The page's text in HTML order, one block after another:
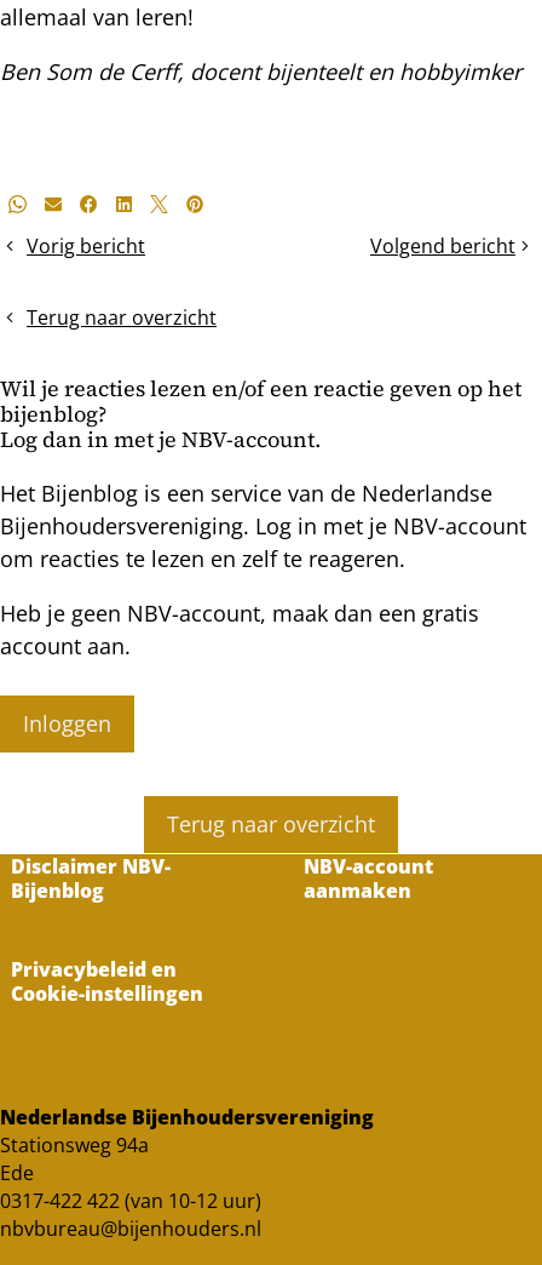
allemaal van leren!
Ben Som de Cerff, docent bijenteelt en hobbyimker
Deel
bericht
Whatsapp
E-mailFacebook
LinkedIn
X Pinterest
Vorig bericht
Onvoltooide
Volgend bericht
A(pis)quarium
Terug naar overzicht
Wil je reacties lezen en/of een reactie geven op het
bijenblog?
Log dan in met je NBV-account.
Het Bijenblog is een service van de Nederlandse
Bijenhoudersvereniging. Log in met je NBV-account
om reacties te lezen en zelf te reageren.
Heb je geen NBV-account, maak dan een gratis
account aan.
Inloggen
Terug naar overzicht
Disclaimer NBV-
Bijenblog
NBV-account
aanmaken
Privacybeleid en
Cookie-instellingen
Nederlandse Bijenhoudersvereniging
Stationsweg 94a
Ede
0317-422 422 (van 10-12 uur)
nbvbureau@bijenhouders.nl